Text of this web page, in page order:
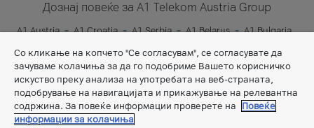
Дознај повеќе за A1 Telekom Austria Group
A1 Austria A1 Croatia A1 Serbia A1 Belarus
A1 Bulgaria
A1 Slovenia
A1 Digital
Со кликање на копчето "Се согласувам", се согласувате да
зачуваме колачиња за да го подобриме Вашето корисничко
искуство преку анализа на употребата на веб-страната,
подобрување на навигацијата и прикажување на релевантна
содржина. За повеќе информации проверете на
Повеќе
информации за колачиња